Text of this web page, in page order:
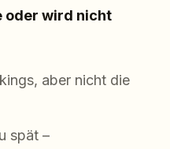
oder wird nicht
aber nicht die
spät –